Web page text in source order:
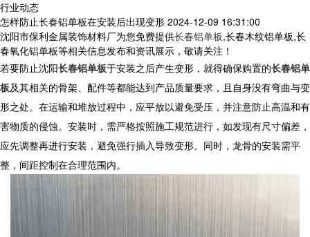
行业动态
怎样防止长春铝单板在安装后出现变形 2024-12-09 16:31:00
沈阳市保利金属装饰材料厂为您免费提供长春铝单板,长春木纹铝单板,长
春氧化铝单板等相关信息发布和资讯展示，敬请关注！
若要防止沈阳长春铝单板于安装之后产生变形，就得确保购置的长春铝单
板及其相关的骨架、配件等都能达到产品质量要求，且自身没有弯曲与变
形之处。在运输和堆放过程中，应平放以避免受压，并注意防止高温和有
害物质的侵蚀。安装时，需严格按照施工规范进行，如发现有尺寸偏差，
应先调整再进行安装，避免强行插入导致变形。同时，龙骨的安装需平
整，间距控制在合理范围内。